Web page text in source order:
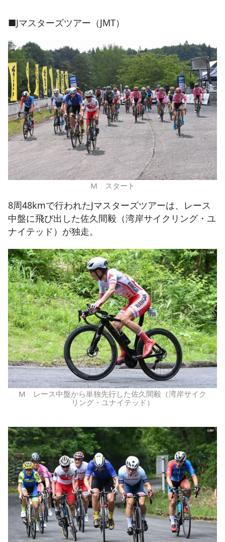
■Jマスターズツアー（JMT）
M スタート
8周48kmで行われたJマスターズツアーは、レース
中盤に飛び出した佐久間毅（湾岸サイクリング・ユ
ナイテッド）が独走。
M レース中盤から単独先行した佐久間毅（湾岸サイク
リング・ユナイテッド）